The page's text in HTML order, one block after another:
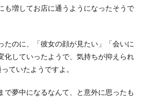
も増してお店に通うようになったそうで
たのに、「彼女の顔が見たい」「会いに
化していったようで、気持ちが抑えられ
ていたようですよ。
で夢中になるなんて、と意外に思ったも